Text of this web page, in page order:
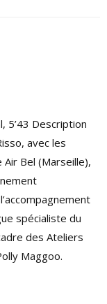
5’43 Description
avec les
Air Bel (Marseille),
spécialiste du
des Ateliers
Maggoo.